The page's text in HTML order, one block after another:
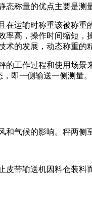
称量的优点主要是测
输时称重该被称重
高，操作时间缩短
的发展，动态称重的
作过程和使用场景
即一侧输送一侧测量
气候的影响。秤两侧
输送机因料仓装料